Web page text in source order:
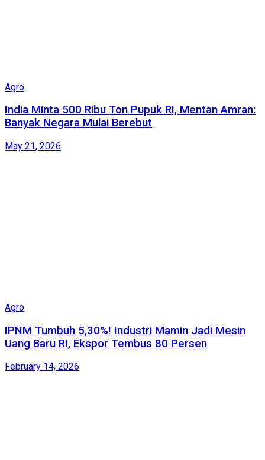
Agro
India Minta 500 Ribu Ton Pupuk RI, Mentan Amran:
Banyak Negara Mulai Berebut
May 21, 2026
Agro
IPNM Tumbuh 5,30%! Industri Mamin Jadi Mesin
Uang Baru RI, Ekspor Tembus 80 Persen
February 14, 2026